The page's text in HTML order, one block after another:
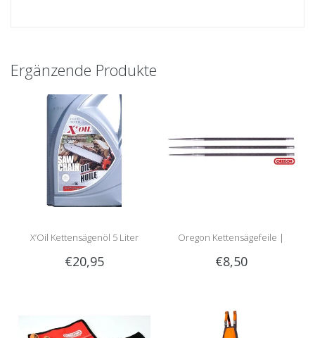
Ergänzende Produkte
X’Oil Kettensägenöl 5 Liter
€20,95
Oregon Kettensägefeile |
Rundfeile
€8,50